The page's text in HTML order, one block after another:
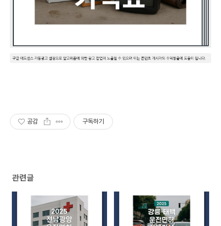
공감 구독하기
관련글